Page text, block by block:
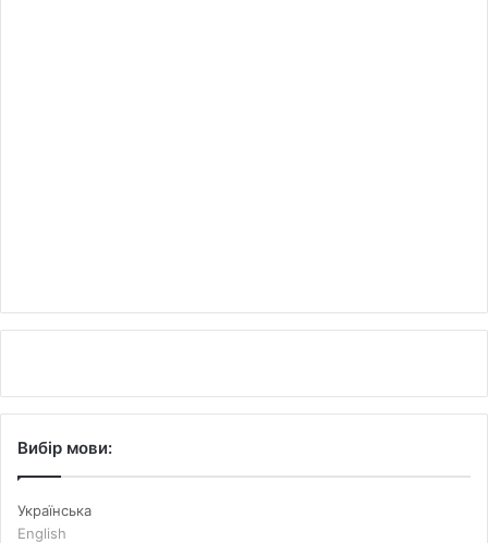
Вибір мови:
Українська
English